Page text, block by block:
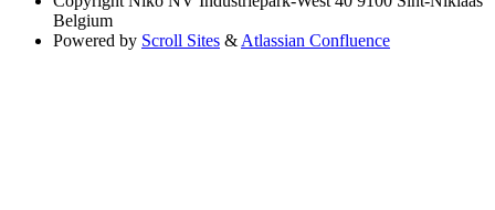
Belgium
Powered by Scroll Sites & Atlassian Confluence